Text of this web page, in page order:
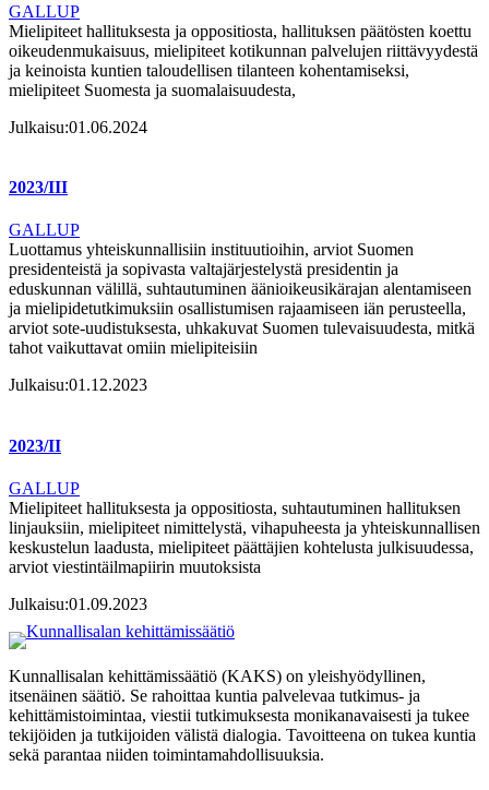
GALLUP
Mielipiteet hallituksesta ja oppositiosta, hallituksen päätösten koettu
oikeudenmukaisuus, mielipiteet kotikunnan palvelujen riittävyydestä
ja keinoista kuntien taloudellisen tilanteen kohentamiseksi,
mielipiteet Suomesta ja suomalaisuudesta,
Julkaisu:01.06.2024
2023/III
GALLUP
Luottamus yhteiskunnallisiin instituutioihin, arviot Suomen
presidenteistä ja sopivasta valtajärjestelystä presidentin ja
eduskunnan välillä, suhtautuminen äänioikeusikärajan alentamiseen
ja mielipidetutkimuksiin osallistumisen rajaamiseen iän perusteella,
arviot sote-uudistuksesta, uhkakuvat Suomen tulevaisuudesta, mitkä
tahot vaikuttavat omiin mielipiteisiin
Julkaisu:01.12.2023
2023/II
GALLUP
Mielipiteet hallituksesta ja oppositiosta, suhtautuminen hallituksen
linjauksiin, mielipiteet nimittelystä, vihapuheesta ja yhteiskunnallisen
keskustelun laadusta, mielipiteet päättäjien kohtelusta julkisuudessa,
arviot viestintäilmapiirin muutoksista
Julkaisu:01.09.2023
Kunnallisalan kehittämissäätiö (KAKS) on yleishyödyllinen,
itsenäinen säätiö. Se rahoittaa kuntia palvelevaa tutkimus- ja
kehittämistoimintaa, viestii tutkimuksesta monikanavaisesti ja tukee
tekijöiden ja tutkijoiden välistä dialogia. Tavoitteena on tukea kuntia
sekä parantaa niiden toimintamahdollisuuksia.